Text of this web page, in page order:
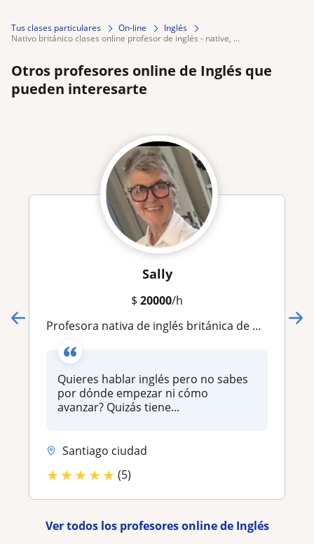
Tus clases particulares On-line
Inglés
nativo británico clases online profesor de inglés - native, ...
Otros profesores online de Inglés que
pueden interesarte
Sally
$ 20000/h
Profesora nativa de inglés británica de Cambridge, hispanohablante de Chile IELTS 7
Quieres hablar inglés pero no sabes
por dónde empezar ni cómo
avanzar? Quizás tiene...
Santiago ciudad
★★★★★ (5)
Ver todos los profesores online de Inglés